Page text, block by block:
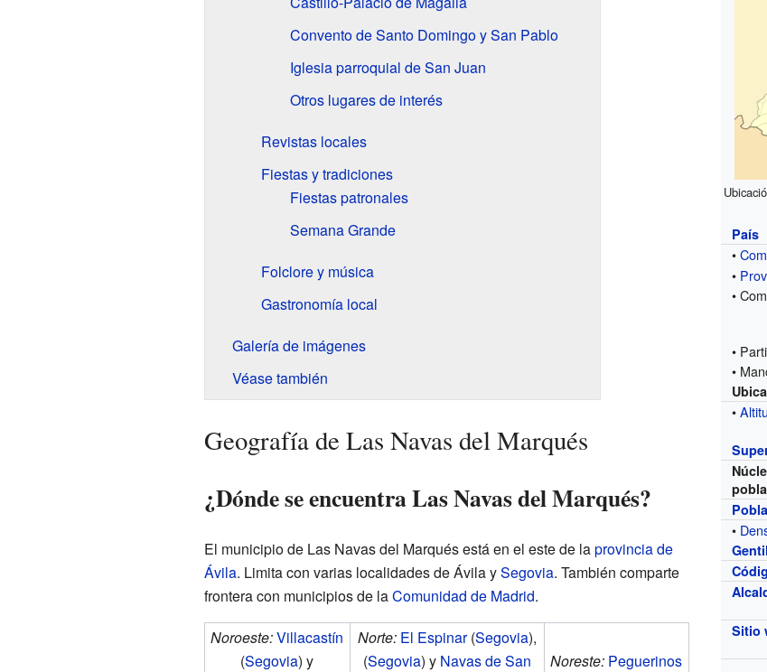
País
•
•
•
•
•
•
•
Sitio
Convento de Santo Domingo y San Pablo
Iglesia parroquial de San Juan
Otros lugares de interés
Revistas locales
Fiestas y tradiciones
Fiestas patronales
Semana Grande
Folclore y música
Gastronomía local
Galería de imágenes
Véase también
Geografía de Las Navas del Marqués
¿Dónde se encuentra Las Navas del Marqués?
El municipio de Las Navas del Marqués está en el este de laprovincia de
Ávila. Limita con varias localidades de Ávila ySegovia. También comparte
frontera con municipios de laComunidad de Madrid.
Noroeste:Villacastín
(Segovia) y
Norte: El Espinar(Segovia),
(Segovia) y Navas de San
Noreste: Peguerinos